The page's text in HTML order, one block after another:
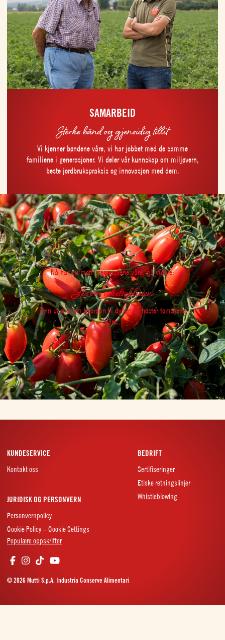
SAMARBEID
Sterke bånd og gjensidig tillit
Vi kjenner bøndene våre, vi har jobbet med de samme
familiene i generasjoner. Vi deler vår kunnskap om miljøvern,
beste jordbrukspraksis og innovasjon med dem.
Nå har du møtt menneskene våre, gå videre:
Les om vekstsyklusen
Finn ut mer om hvordan vi dyrker og høster tomatene
våre..
KUNDESERVICE
Kontakt oss
BEDRIFT
Sertifiseringer
Etiske retningslinjer
Whistleblowing
JURIDISK OG PERSONVERN
Personvernpolicy
Cookie Policy – Cookie Settings
Populære oppskrifter
© 2026 Mutti S.p.A. Industria Conserve Alimentari